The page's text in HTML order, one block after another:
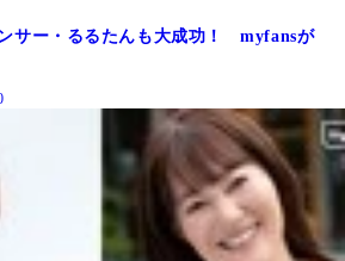
サー・るるたんも大成功！ myfansが